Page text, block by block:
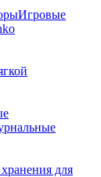
Игровые
для